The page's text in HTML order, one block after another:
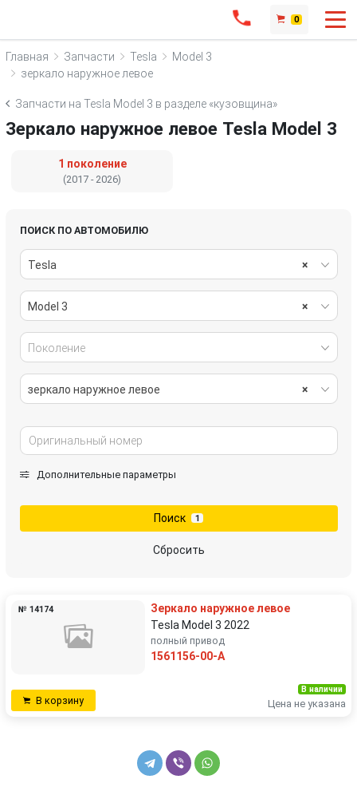
0
Главная Запчасти Tesla
Model 3
зеркало наружное левое
Запчасти на Tesla Model 3 в разделе «кузовщина»
Зеркало наружное левое Tesla Model 3
1 поколение
(2017 - 2026)
ПОИСК ПО АВТОМОБИЛЮ
×
Tesla
×
Model 3
Поколение
×
зеркало наружное левое
Дополнительные параметры
Поиск 1
Сбросить
№ 14174
Зеркало наружное левое
Tesla Model 3 2022
полный привод
1561156-00-A
В корзину
В наличии
Цена не указана